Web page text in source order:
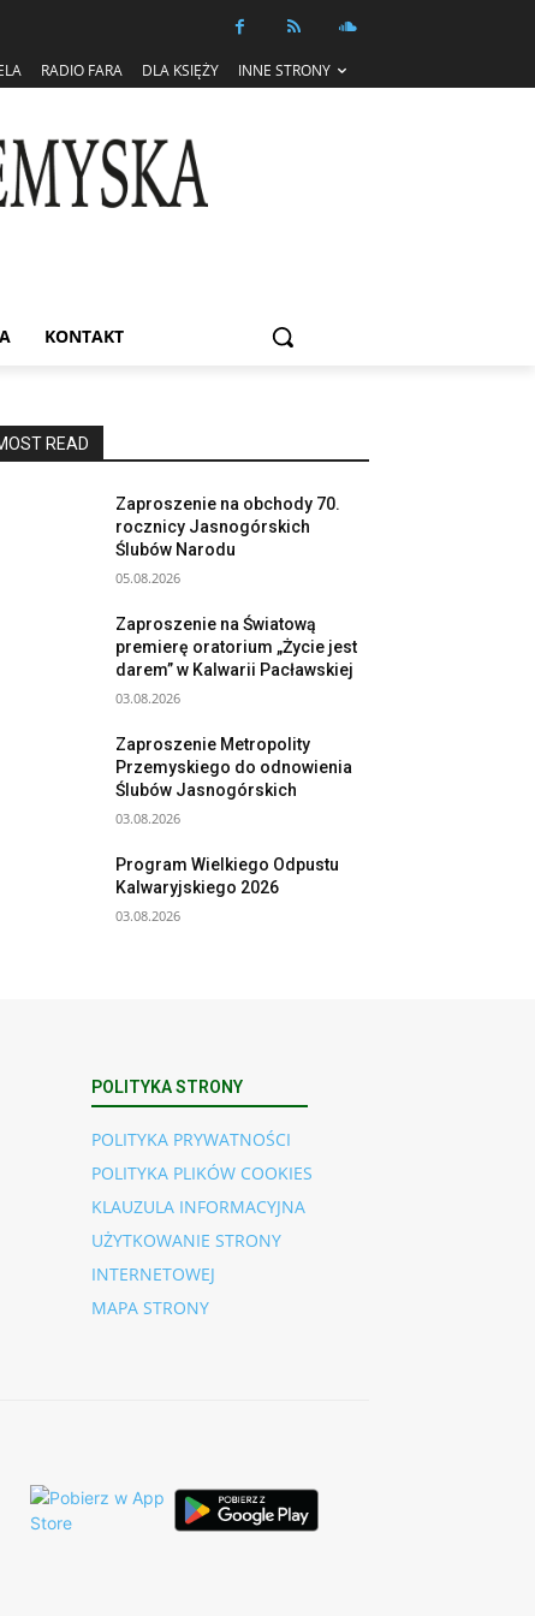
RADIO FARA DLA KSIĘŻY INNE STRONY
KONTAKT
READ
Zaproszenie na obchody 70.
rocznicy Jasnogórskich
Ślubów Narodu
05.08.2026
Zaproszenie na Światową
premierę oratorium „Życie jest
darem” w Kalwarii Pacławskiej
03.08.2026
Zaproszenie Metropolity
Przemyskiego do odnowienia
Ślubów Jasnogórskich
03.08.2026
Program Wielkiego Odpustu
Kalwaryjskiego 2026
03.08.2026
POLITYKA STRONY
POLITYKA PRYWATNOŚCI
POLITYKA PLIKÓW COOKIES
KLAUZULA INFORMACYJNA
UŻYTKOWANIE STRONY
INTERNETOWEJ
MAPA STRONY